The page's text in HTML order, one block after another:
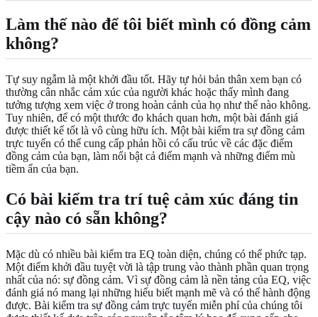
Làm thế nào để tôi biết mình có đồng cảm
không?
Tự suy ngẫm là một khởi đầu tốt. Hãy tự hỏi bản thân xem bạn có
thường cân nhắc cảm xúc của người khác hoặc thấy mình đang
tưởng tượng xem việc ở trong hoàn cảnh của họ như thế nào không.
Tuy nhiên, để có một thước đo khách quan hơn, một bài đánh giá
được thiết kế tốt là vô cùng hữu ích. Một bài kiểm tra sự đồng cảm
trực tuyến có thể cung cấp phản hồi có cấu trúc về các đặc điểm
đồng cảm của bạn, làm nổi bật cả điểm mạnh và những điểm mù
tiềm ẩn của bạn.
Có bài kiểm tra trí tuệ cảm xúc đáng tin
cậy nào có sẵn không?
Mặc dù có nhiều bài kiểm tra EQ toàn diện, chúng có thể phức tạp.
Một điểm khởi đầu tuyệt vời là tập trung vào thành phần quan trọng
nhất của nó: sự đồng cảm. Vì sự đồng cảm là nền tảng của EQ, việc
đánh giá nó mang lại những hiểu biết mạnh mẽ và có thể hành động
được. Bài kiểm tra sự đồng cảm trực tuyến miễn phí của chúng tôi